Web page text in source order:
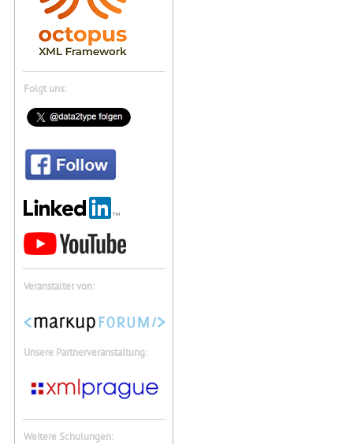
Folgt uns:
Veranstalter von:
Unsere Partnerveranstaltung:
Weitere Schulungen: